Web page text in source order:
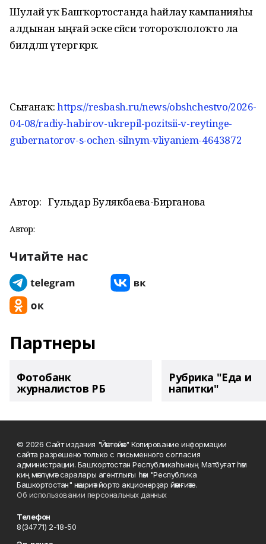
Шулай уҡ Башҡортостанда һайлау кампанияһы
алдынан ыңғай эске сәйәси тотороҡлолоҡто ла
билдәләп үтергә кәрәк.
Сығанаҡ:https://resbash.ru/news/obshchestvo/2026-
04-08/radiy-habirov-ukrepil-pozitsii-v-reytinge-
gubernatorov-s-ochen-silnym-vliyaniem-4643872
Автор: Гульдар Булякбаева-Бирганова
Автор:
Читайте нас
Партнеры
Фотобанк
журналистов РБ
Рубрика "Еда и
напитки"
© 2026 Сайт издания "Йәнтөйәк" Копирование информации
сайта разрешено только с письменного согласия
администрации. Башҡортостан Республикаһының Матбуғат һәм
киң мәғлүмәт саралары агентлығы һәм "Республика
Башкортостан" нәшриәт йорто акционерҙар йәмғиәте.
Об использовании персональных данных
Телефон
8(34771) 2-18-50